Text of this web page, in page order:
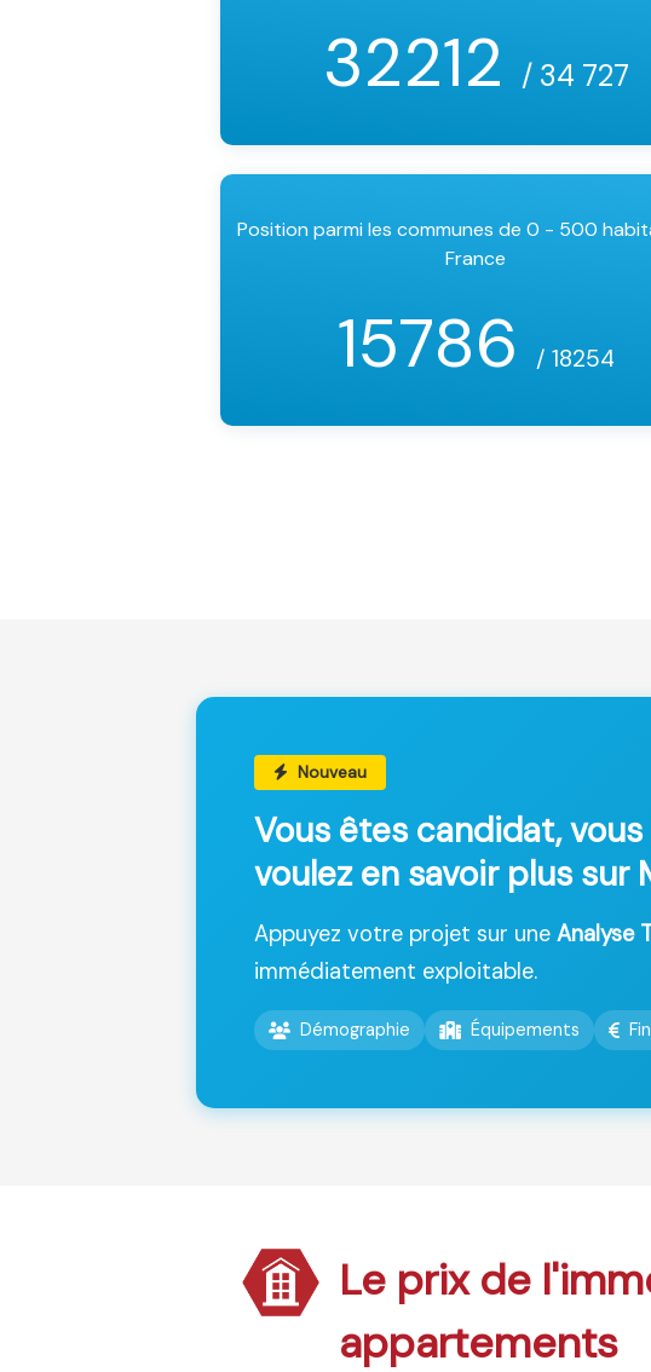
32212 / 34 727
Position parmi les communes de 0 - 500
France
15786 / 18254
Nouveau
Vous êtes candidat,
voulez en savoir plus sur
Appuyez votre projet sur une Analyse
immédiatement exploitable.
Démographie Équipements
Le prix de
appartements